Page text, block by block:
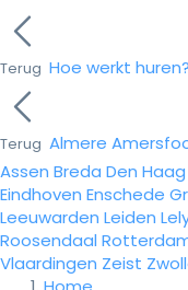
Terug Hoe werkt huren?
Terug Almere
Assen Breda Den Haag
Eindhoven Enschede
Leeuwarden Leiden
Roosendaal
Vlaardingen Zeist